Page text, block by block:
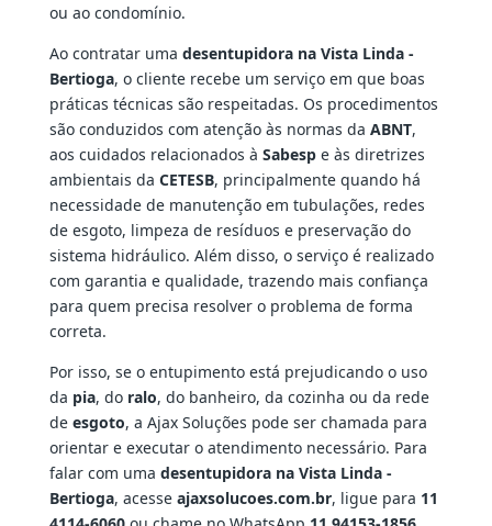
ou ao condomínio.
Ao contratar uma desentupidora na Vista Linda -
Bertioga, o cliente recebe um serviço em que boas
práticas técnicas são respeitadas. Os procedimentos
são conduzidos com atenção às normas da ABNT,
aos cuidados relacionados à Sabespe às diretrizes
ambientais da CETESB, principalmente quando há
necessidade de manutenção em tubulações, redes
de esgoto, limpeza de resíduos e preservação do
sistema hidráulico. Além disso, o serviço é realizado
com garantia e qualidade, trazendo mais confiança
para quem precisa resolver o problema de forma
correta.
Por isso, se o entupimento está prejudicando o uso
da pia, do ralo, do banheiro, da cozinha ou da rede
de esgoto, a Ajax Soluções pode ser chamada para
orientar e executar o atendimento necessário. Para
falar com uma desentupidora na Vista Linda -
Bertioga, acesse ajaxsolucoes.com.br, ligue para 11